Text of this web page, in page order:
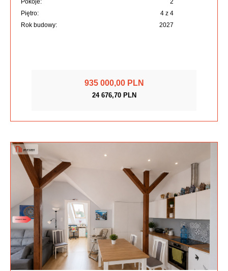
Pokoje:
2
Piętro:
4 z 4
Rok budowy:
2027
935 000,00 PLN
24 676,70 PLN